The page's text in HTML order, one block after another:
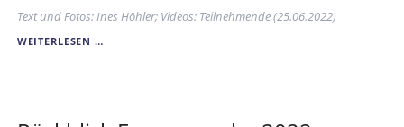
Text und Fotos: Ines Höhler; Videos: Teilnehmende (25.06.2022)
WEITERLESEN …DAS